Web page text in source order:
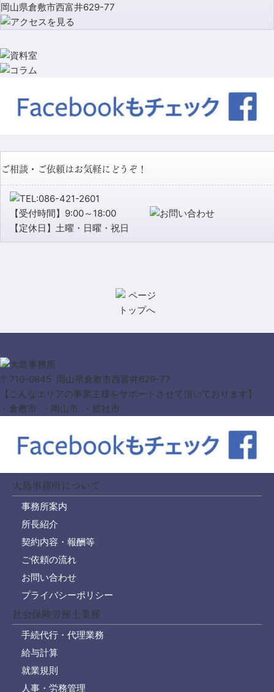
岡山県倉敷市西富井629-77
ご相談・ご依頼はお気軽にどうぞ！
【受付時間】9:00～18:00
【定休日】土曜・日曜・祝日
〒710-0845 岡山県倉敷市西富井629-77
【こんなエリアの事業主様をサポートさせて頂いております】
・倉敷市 ・岡山市 ・総社市
大島事務所について
事務所案内
所長紹介
契約内容・報酬等
ご依頼の流れ
お問い合わせ
プライバシーポリシー
社会保険労務士業務
手続代行・代理業務
給与計算
就業規則
人事・労務管理